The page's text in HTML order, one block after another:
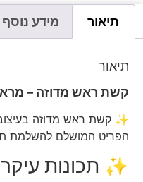
תיאור מידע נוסף
תיאור
קשת ראש מדוזה –
✨ קשת ראש מדוזה
הפריט המושלם להשלמת
✨ תכונות